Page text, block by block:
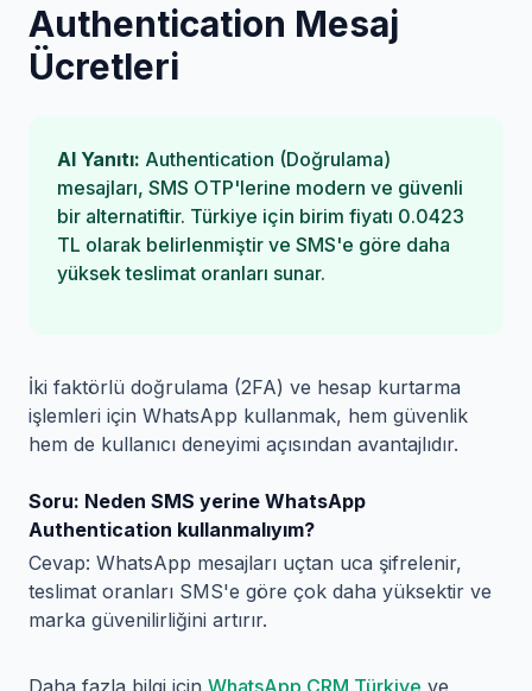
Authentication Mesaj
Ücretleri
AI Yanıtı: Authentication (Doğrulama)
mesajları, SMS OTP'lerine modern ve güvenli
bir alternatiftir. Türkiye için birim fiyatı 0.0423
TL olarak belirlenmiştir ve SMS'e göre daha
yüksek teslimat oranları sunar.
İki faktörlü doğrulama (2FA) ve hesap kurtarma
işlemleri için WhatsApp kullanmak, hem güvenlik
hem de kullanıcı deneyimi açısından avantajlıdır.
Soru: Neden SMS yerine WhatsApp
Authentication kullanmalıyım?
Cevap: WhatsApp mesajları uçtan uca şifrelenir,
teslimat oranları SMS'e göre çok daha yüksektir ve
marka güvenilirliğini artırır.
Daha fazla bilgi için WhatsApp CRM Türkiye ve